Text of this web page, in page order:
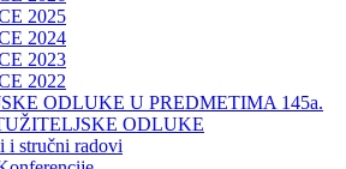
2025
2024
2023
2022
ODLUKE U PREDMETIMA 145a.
ODLUKE
i stručni radovi